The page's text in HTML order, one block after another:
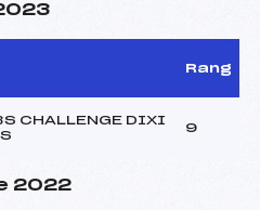
Rang
CHALLENGE DIXI
9
2022